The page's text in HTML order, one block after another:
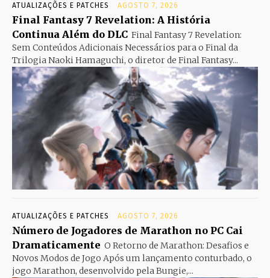
ATUALIZAÇÕES E PATCHES AGOSTO 7, 2026
Final Fantasy 7 Revelation: A História
Continua Além do DLC Final Fantasy 7 Revelation:
Sem Conteúdos Adicionais Necessários para o Final da
Trilogia Naoki Hamaguchi, o diretor de Final Fantasy...
ATUALIZAÇÕES E PATCHES AGOSTO 7, 2026
Número de Jogadores de Marathon no PC Cai
Dramaticamente O Retorno de Marathon: Desafios e
Novos Modos de Jogo Após um lançamento conturbado, o
jogo Marathon, desenvolvido pela Bungie,...